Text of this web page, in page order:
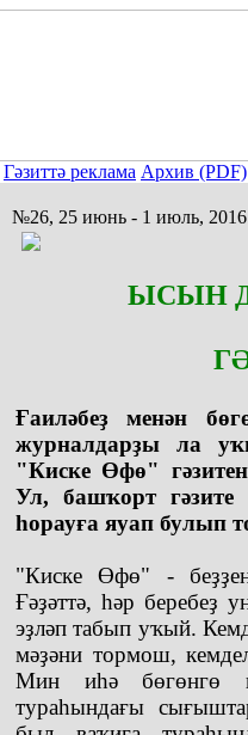
Гәзиттә реклама Архив (PDF)
№26, 25 июнь - 1 июль, 2016
ЫСЫН
Ғаиләбеҙ менән
журналдарҙы ла
"Киске Өфө"
Ул, башҡорт гәзите
һорауға яуап булып
"Киске Өфө" -
Ғәҙәттә, һәр беребеҙ
эҙләп табып уҡый.
мәҙәни тормош,
Мин иһә бөгөнгө
тураһындағы